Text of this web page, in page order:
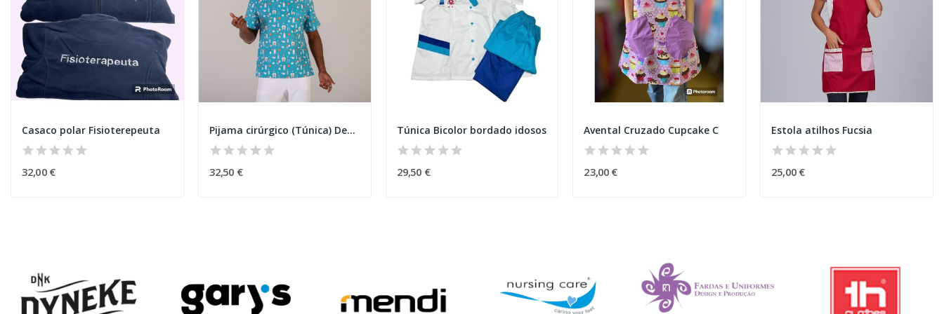
Casaco polar Fisioterepeuta
32,00 €
Pijama cirúrgico (Túnica) Dentes
32,50 €
Túnica Bicolor bordado idosos
29,50 €
Avental Cruzado Cupcake C
23,00 €
Estola atilhos Fucsia
25,00 €